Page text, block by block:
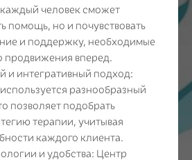
каждый человек сможет
помощь, но и почувствовать
и поддержку, необходимые
продвижения вперед.
и интегративный подход:
разнообразный
позволяет подобрать
терапии, учитывая
каждого клиента.
и удобства: Центр